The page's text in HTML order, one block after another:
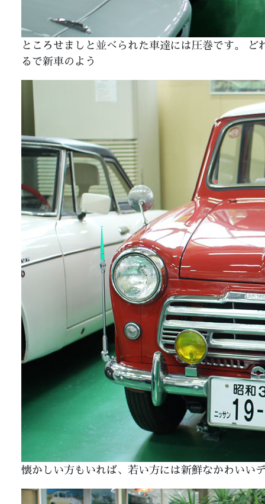
ところせましと並べられた車達には圧巻です。
るで新車のよう
懐かしい方もいれば、若い方には新鮮なかわいい